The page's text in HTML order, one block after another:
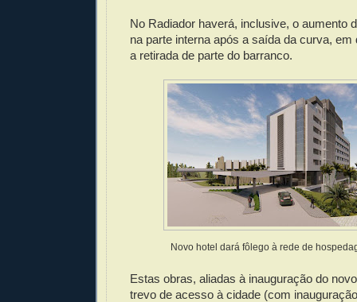
No Radiador haverá, inclusive, o aumento
na parte interna após a saída da curva,
a retirada de parte do barranco.
Novo hotel dará fôlego à rede de
Estas obras, aliadas à inauguração do
trevo de acesso à cidade (com